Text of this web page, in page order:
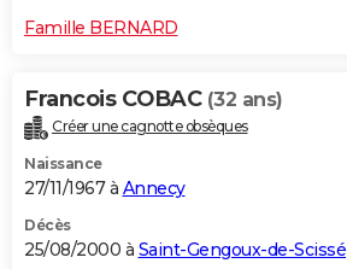
Famille BERNARD
Francois COBAC (32 ans)
Créer une cagnotte obsèques
Naissance
27/11/1967 à Annecy
Décès
25/08/2000 à Saint-Gengoux-de-Scissé